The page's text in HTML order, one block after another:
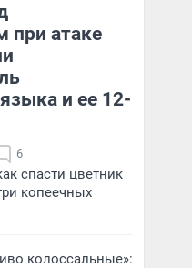
при атаке
и ее 12-
6
спасти цветник
копеечных
колоссальные»: